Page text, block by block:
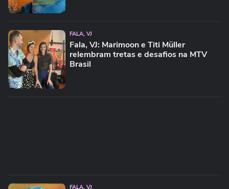
FALA, VJ
Fala, VJ: Marimoon e Titi Müller
relembram tretas e desafios na MTV
Brasil
FALA, VJ